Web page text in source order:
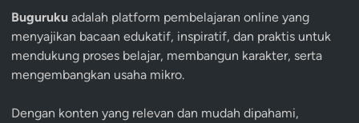
Buguruku adalah platform pembelajaran online yang
menyajikan bacaan edukatif, inspiratif, dan praktis untuk
mendukung proses belajar, membangun karakter, serta
mengembangkan usaha mikro.
Dengan konten yang relevan dan mudah dipahami,